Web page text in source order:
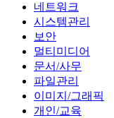
네트워크
시스템관리
보안
멀티미디어
문서/사무
파일관리
이미지/그래픽
개인/교육